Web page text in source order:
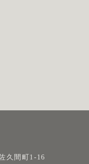
久間町1-16